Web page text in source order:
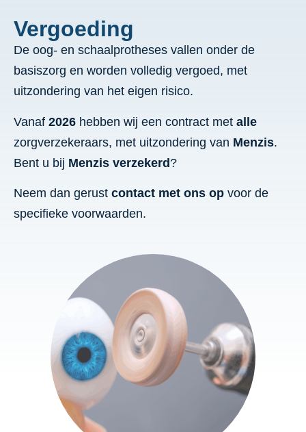
Vergoeding
De oog- en schaalprotheses vallen onder de
basiszorg en worden volledig vergoed, met
uitzondering van het eigen risico.
Vanaf 2026 hebben wij een contract met alle
zorgverzekeraars, met uitzondering van Menzis.
Bent u bij Menzis verzekerd?
Neem dan gerust contact met ons op voor de
specifieke voorwaarden.